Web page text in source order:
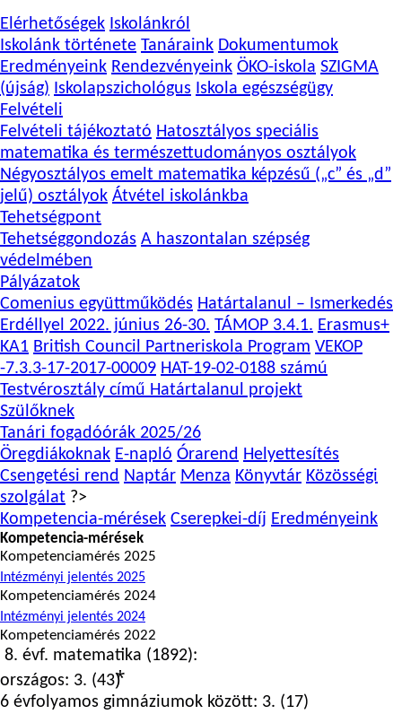
Elérhetőségek Iskolánkról
Iskolánk története Tanáraink Dokumentumok
Eredményeink Rendezvényeink ÖKO-iskola SZIGMA
(újság) Iskolapszichológus Iskola egészségügy
Felvételi
Felvételi tájékoztató Hatosztályos speciális
matematika és természettudományos osztályok
Négyosztályos emelt matematika képzésű („c” és „d”
jelű) osztályok Átvétel iskolánkba
Tehetségpont
Tehetséggondozás A haszontalan szépség
védelmében
Pályázatok
Comenius együttműködés Határtalanul – Ismerkedés
Erdéllyel 2022. június 26-30. TÁMOP 3.4.1. Erasmus+
KA1 British Council Partneriskola Program VEKOP
-7.3.3-17-2017-00009 HAT-19-02-0188 számú
Testvérosztály című Határtalanul projekt
Szülőknek
Tanári fogadóórák 2025/26
Öregdiákoknak E-napló Órarend Helyettesítés
Csengetési rend Naptár Menza Könyvtár Közösségi
szolgálat ?>
Kompetencia-mérések Cserepkei-díj Eredményeink
Kompetencia-mérések
Kompetenciamérés 2025
Intézményi jelentés 2025
Kompetenciamérés 2024
Intézményi jelentés 2024
Kompetenciamérés 2022
8. évf. matematika (1892):
országos: 3. (43)⃰
6 évfolyamos gimnáziumok között: 3. (17)